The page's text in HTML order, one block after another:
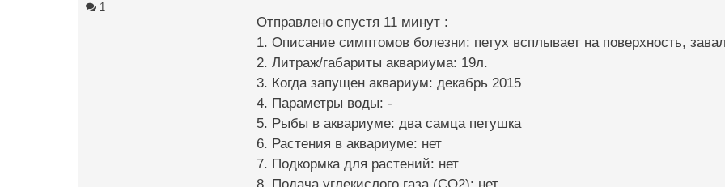
1
Отправлено спустя 11 минут :
1. Описание симптомов болезни: петух всплывает на поверхность,
2. Литраж/габариты аквариума: 19л.
3. Когда запущен аквариум: декабрь 2015
4. Параметры воды: -
5. Рыбы в аквариуме: два самца петушка
6. Растения в аквариуме: нет
7. Подкормка для растений: нет